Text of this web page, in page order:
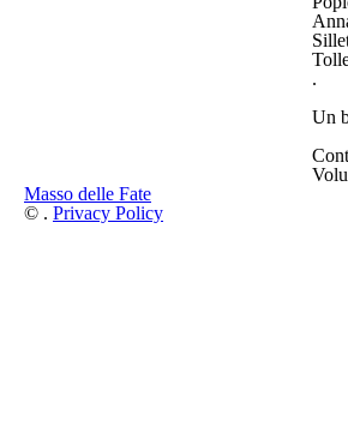
.
Un
Masso delle Fate
© . Privacy Policy